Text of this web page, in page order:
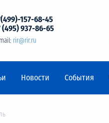
157-68-45
(495) 937-86-65
rir@rir.ru
Новости События